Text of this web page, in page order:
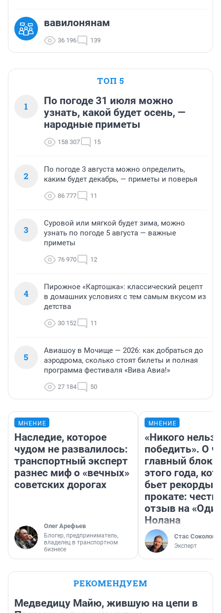
вавилонянам
36 196 139
ТОП 5
1
По погоде 31 июля можно
узнать, какой будет осень, —
народные приметы
158 307 15
2
По погоде 3 августа можно определить,
каким будет декабрь, — приметы и поверья
86 777 11
3
Суровой или мягкой будет зима, можно
узнать по погоде 5 августа — важные
приметы
76 970 12
4
Пирожное «Картошка»: классический рецепт
в домашних условиях с тем самым вкусом из
детства
30 152 11
5
Авиашоу в Мочище — 2026: как добраться до
аэродрома, сколько стоят билеты и полная
программа фестиваля «Вива Авиа!»
27 184 50
МНЕНИЕ
Наследие, которое
чудом не развалилось:
транспортный эксперт
разнес миф о «вечных»
советских дорогах
Олег Арефьев
Блогер, предприниматель,
владелец в транспортном
бизнесе
МНЕНИЕ
«Никого нельзя
победить». О
главный
этого года,
бьет рекорды в
прокате:
отзыв на
Нолана
Стас Соколов
Эксперт
РЕКОМЕНДУЕМ
Медведицу Майю, жившую на цепи в